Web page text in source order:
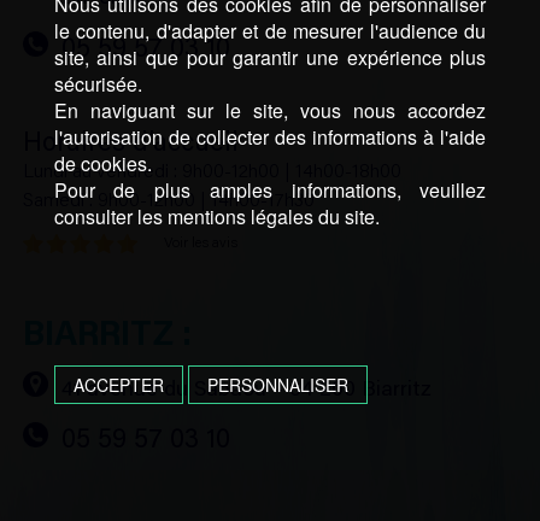
05 59 57 03 10
Horaires d’accueil
Lundi au vendredi : 9h00-12h00 | 14h00-18h00
Samedi : 9h00-12h00 | 14h00-17h30
41 avenue du Sabaou – 64 200 Biarritz
le contenu, d'adapter et de mesurer l'audience du
site, ainsi que pour garantir une expérience plus
sécurisée.
En naviguant sur le site, vous nous accordez
l'autorisation de collecter des informations à l'aide
de cookies.
Pour de plus amples informations, veuillez
consulter les mentions légales du site.
ACCEPTER PERSONNALISER